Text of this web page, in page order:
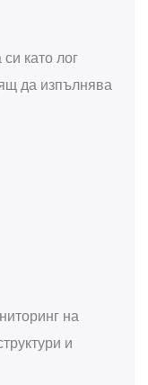
като лог
да изпълнява
на
и